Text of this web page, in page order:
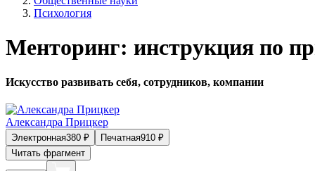
Психология
Менторинг: инструкция по
Искусство развивать себя, сотрудников, компании
Александра Прицкер
Электронная380 ₽ Печатная910 ₽
Читать фрагмент